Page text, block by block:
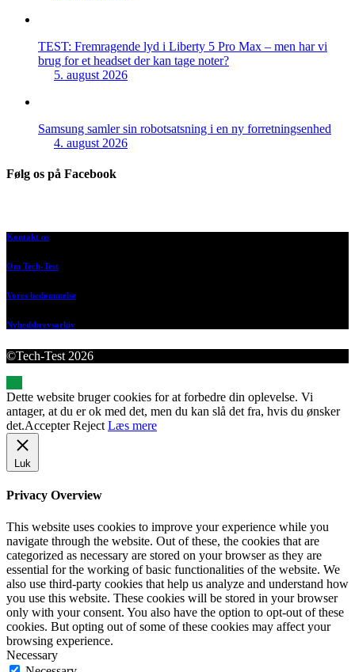
TEST: Fremragende lyd i Liberty 5 Pro Max – men har vi
brug for et headset der kan tage noter?
5. august 2026
Samsung samler sin robotsatsning i en ny forretningsenhed
4. august 2026
Følg os på Facebook
Kontakt os
Om Tech-Test
Vores bedømmelse
Nyhedsbrevsarkiv
©Tech-Test 2026
Dette website bruger cookies for at forbedre din oplevelse. Vi
antager, at du er ok med det, men du kan slå det fra, hvis du ønsker
det.Accepter Reject Læs mere
Luk
Privacy Overview
This website uses cookies to improve your experience while you
navigate through the website. Out of these, the cookies that are
categorized as necessary are stored on your browser as they are
essential for the working of basic functionalities of the website. We
also use third-party cookies that help us analyze and understand how
you use this website. These cookies will be stored in your browser
only with your consent. You also have the option to opt-out of these
cookies. But opting out of some of these cookies may affect your
browsing experience.
Necessary